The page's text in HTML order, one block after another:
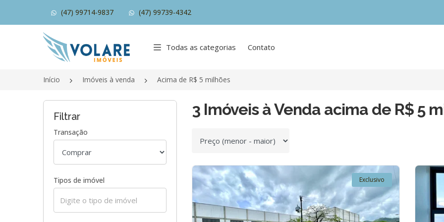
(47) 99714-9837 (47) 99739-4342
Página inicial
Todas as categorias Contato
Início Imóveis à venda Acima de R$ 5 milhões
Filtrar
Transação
Tipos de imóvel
3 Imóveis à Venda acima de R$ 5
Ordenar por
Exclusivo